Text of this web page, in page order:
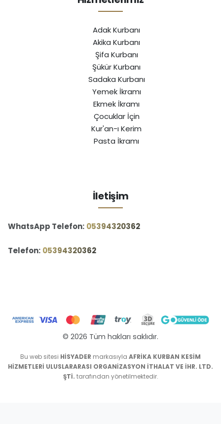
Adak Kurbanı
Akika Kurbanı
Şifa Kurbanı
Şükür Kurbanı
Sadaka Kurbanı
Yemek İkramı
Ekmek İkramı
Çocuklar İçin
Kur'an-ı Kerim
Pasta İkramı
İletişim
WhatsApp Telefon: ‪05394320362‬
Telefon: ‪05394320362‬
© 2026 Tüm hakları saklıdır.
Bu web sitesi HİSYADER markasıyla AFRİKA KURBAN KESİM
HİZMETLERİ ULUSLARARASI ORGANİZASYON İTHALAT VE İHR. LTD.
ŞTİ. tarafından yönetilmektedir.